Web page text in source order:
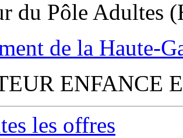
du Pôle Adultes
de la Haute-
ENFANCE
les offres